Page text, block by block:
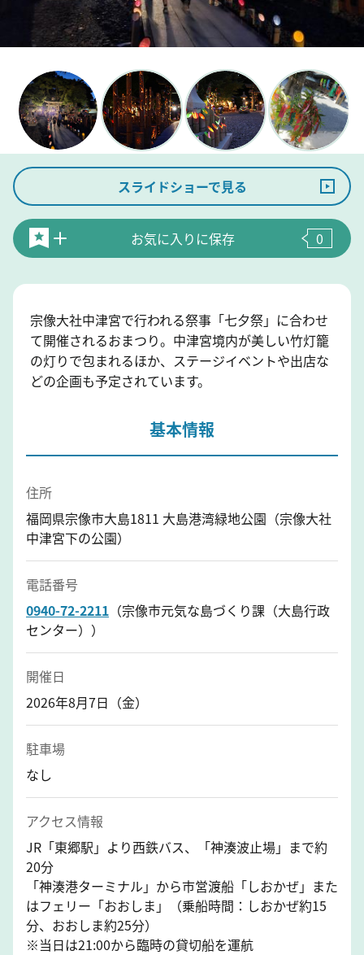
スライドショーで見る
お気に入りに保存 0
宗像大社中津宮で行われる祭事「七夕祭」に合わせ
て開催されるおまつり。中津宮境内が美しい竹灯籠
の灯りで包まれるほか、ステージイベントや出店な
どの企画も予定されています。
基本情報
住所
福岡県宗像市大島1811 大島港湾緑地公園（宗像大社
中津宮下の公園）
電話番号
0940-72-2211 （宗像市元気な島づくり課（大島行政
センター））
開催日
2026年8月7日（金）
駐車場
なし
アクセス情報
JR「東郷駅」より西鉄バス、「神湊波止場」まで約
20分
「神湊港ターミナル」から市営渡船「しおかぜ」また
はフェリー「おおしま」（乗船時間：しおかぜ約15
分、おおしま約25分）
※当日は21:00から臨時の貸切船を運航